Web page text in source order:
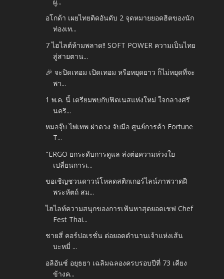
อโกด้า เผยไทยติดอันดับ 2 จุดหมายยอดฮิตของนัก
ท่องเท...
7 ไฮไลต์ห้ามพลาด!! SOFT POWER ความเป็นไทย
สู่สายตาน...
🎉 จะปิดเทอม เปิดเทอม หรือหยุดยาว ก็ไม่หยุดที่จะ
พา...
1 พ.ค. นี้ เตรียมพบกับฟิตเนสแห่งใหม่ ใจกลางศรี
นคริ...
หมอจุ๊บ ไพ่เทพ ผ่าดวง จับมือ ศูนย์การค้า Fortune
T...
"ERGO ยกระดับการดูแล ส่งต่อความห่วงใย
เปลี่ยนการเ...
ขอเชิญชวนดาวน์โหลดสติกเกอร์ไลน์ภาพวาดฝี
พระหัตถ์ สม...
ไฮไลท์ความสนุกของการเฟ้นหาสุดยอดเชฟ Chef
Fest Thai...
ชายสี่ คอร์ปอเรชั่น ต่อยอดตำนานเจ้าแห่งเส้น
บะหมี่ ...
อลิอันซ์ อยุธยา เฉลิมฉลองครบรอบปีที่ 73 เคียง
ข้างค...